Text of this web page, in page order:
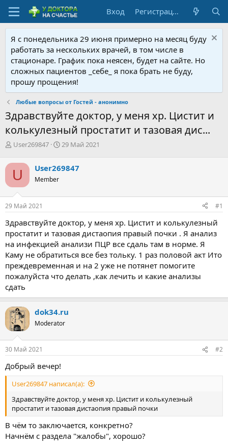
Вход Регистрация
Я с понедельника 29 июня примерно на месяц буду
работать за нескольких врачей, в том числе в
стационаре. График пока неясен, будет на сайте. Но
сложных пациентов _себе_ я пока брать не буду,
прошу прощения!
Любые вопросы от Гостей - анонимно
Здравствуйте доктор, у меня хр. Цистит и
колькулезный простатит и тазовая дис...
А
т
о
р
т
е
м
User269847
Д
а
ч
а
29 Май 2021
U User269847
Member
29 Май 2021 #1
Здравствуйте доктор, у меня хр. Цистит и колькулезный
простатит и тазовая дистаопия правый почки . Я анализ
на инфекцией анализи ПЦР все сдаль там в норме. Я
Каму не обратиться все без тольку. 1 раз половой акт Ито
преждевременная и на 2 уже не потянет помогите
пожалуйста что делать ,как лечить и какие анализы
сдать
dok34.ru
Moderator
30 Май 2021 #2
Добрый вечер!
User269847 написал(а):
Здравствуйте доктор, у меня хр. Цистит и колькулезный
простатит и тазовая дистаопия правый почки
В чём то заключается, конкретно?
Начнём с раздела "жалобы", хорошо?